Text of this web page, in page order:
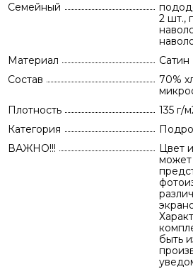
Семейный
2 шт.,
Материал
Сатин
Состав
70%
Плотность
135 г/
Категория
ВАЖНО!!!
Цвет
может
быть